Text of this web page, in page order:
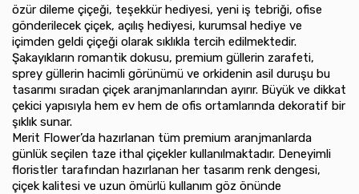
özür dileme çiçeği, teşekkür hediyesi, yeni iş tebriği, ofise
gönderilecek çiçek, açılış hediyesi, kurumsal hediye ve
içimden geldi çiçeği olarak sıklıkla tercih edilmektedir.
Şakayıkların romantik dokusu, premium güllerin zarafeti,
sprey güllerin hacimli görünümü ve orkidenin asil duruşu bu
tasarımı sıradan çiçek aranjmanlarından ayırır. Büyük ve dikkat
çekici yapısıyla hem ev hem de ofis ortamlarında dekoratif bir
şıklık sunar.
Merit Flower’da hazırlanan tüm premium aranjmanlarda
günlük seçilen taze ithal çiçekler kullanılmaktadır. Deneyimli
floristler tarafından hazırlanan her tasarım renk dengesi,
çiçek kalitesi ve uzun ömürlü kullanım göz önünde